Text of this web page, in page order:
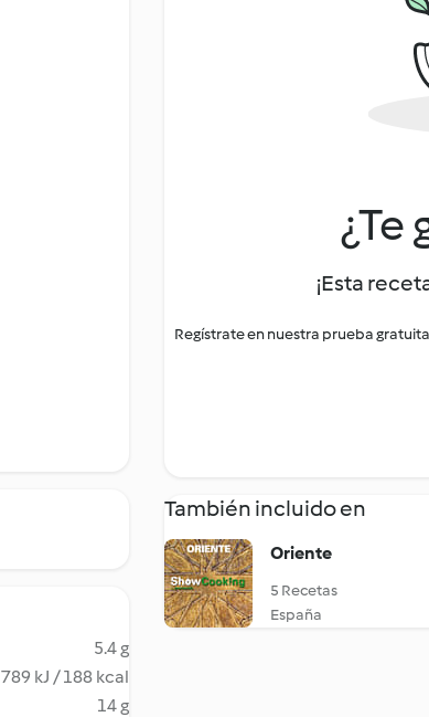
5.4 g
789 kJ / 188 kcal
14 g
¿Te
¡Esta
Regístrate en nuestra prueba
También incluido en
Oriente
5 Recetas
España